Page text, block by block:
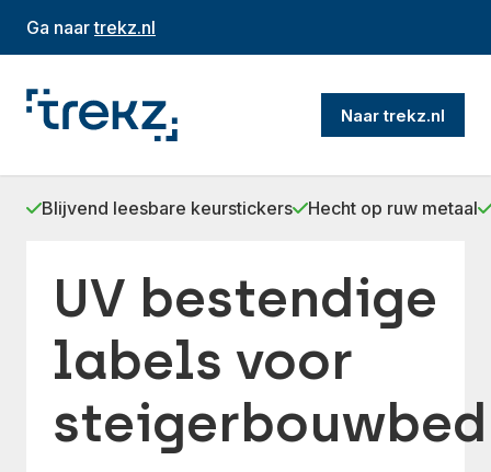
Ga naartrekz.nl
Naar trekz.nl
Blijvend leesbare keurstickers Hecht op ruw metaal
UV bestendige
labels voor